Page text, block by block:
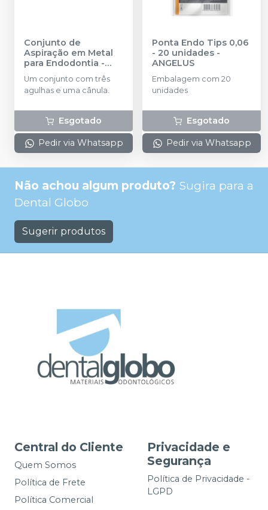
Conjunto de
Aspiração em Metal
para Endodontia -
INDUSBELLO
Um conjunto com três
agulhas e uma cânula.
Esgotado
Pedir via Whatsapp
Ponta Endo Tips 0,06
- 20 unidades -
ANGELUS
Embalagem com 20
unidades
Esgotado
Pedir via Whatsapp
Não achou algum produto? Sugira para a
Dental Globo
Sugerir produtos
Central do Cliente
Quem Somos
Política de Frete
Política Comercial
Privacidade e
Segurança
Política de Privacidade -
LGPD